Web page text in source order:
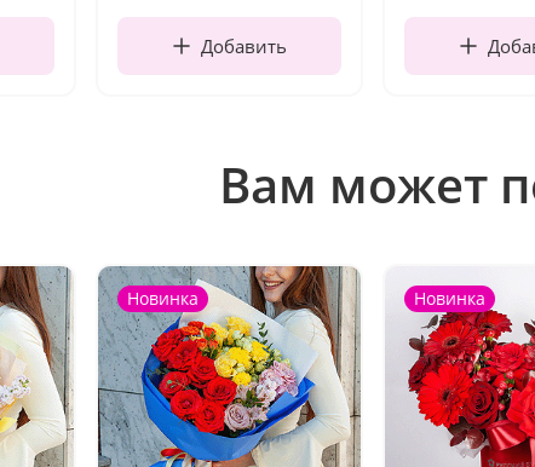
Добавить
Вам может
Новинка Новинка